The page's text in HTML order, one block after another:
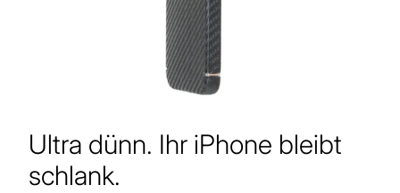
Ultra dünn. Ihr iPhone bleibt
schlank.